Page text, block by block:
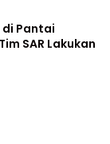
Pantai
SAR Lakukan